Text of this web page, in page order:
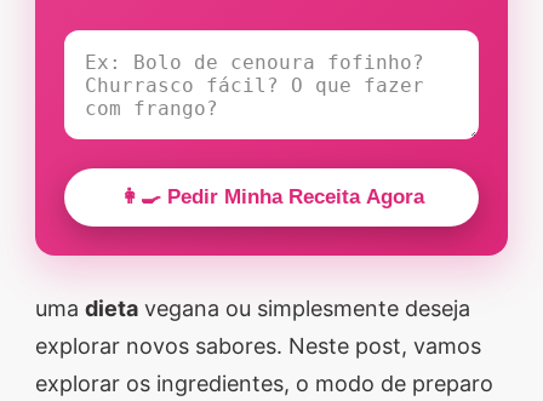
👩‍🍳 Pedir Minha Receita Agora
uma dieta vegana ou simplesmente deseja
explorar novos sabores. Neste post, vamos
explorar os ingredientes, o modo de preparo